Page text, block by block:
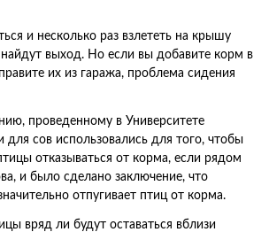
и несколько раз взлететь на крышу
выход. Но если вы добавите корм в
их из гаража, проблема сидения
проведенному в Университете
сов использовались для того, чтобы
отказываться от корма, если рядом
и было сделано заключение, что
отпугивает птиц от корма.
вряд ли будут оставаться вблизи